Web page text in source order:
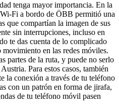
tenga mayor importancia. En la
Fi a bordo de ÖBB permitió una
que compartían la imagen de sus
sin interrupciones, incluso en
te das cuenta de lo complicado
en las redes móviles.
partes de la ruta, y puede no serlo
Para estos casos, también
la conexión a través de tu teléfono
con un patrón en forma de jirafa,
de tu teléfono móvil pasen